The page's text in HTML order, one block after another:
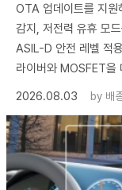
OTA 업데이트를 지원
감지, 저전력 유휴 모
ASIL-D 안전 레벨 적
라이버와 MOSFET을
2026.08.03
by 배